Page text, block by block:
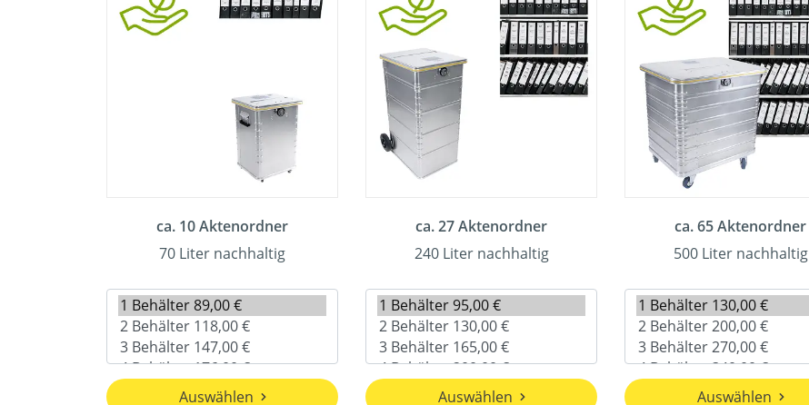
ca. 10 Aktenordner
70 Liter nachhaltig
Auswählen
ca. 27 Aktenordner
240 Liter nachhaltig
Auswählen
ca. 65 Aktenordner
500 Liter nachhaltig
Auswählen